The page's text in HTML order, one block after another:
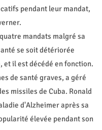
pendant leur mandat,
mandats malgré sa
se soit détériorée
et il est décédé en fonction.
de santé graves, a géré
missiles de Cuba. Ronald
d'Alzheimer après sa
élevée pendant son